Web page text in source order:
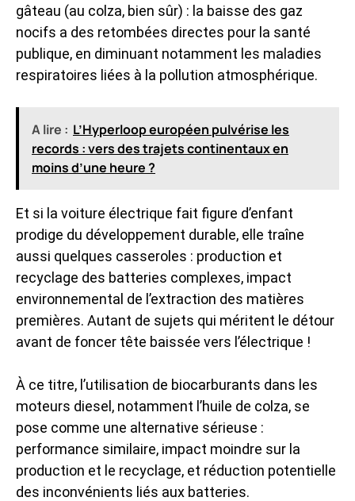
gâteau (au colza, bien sûr) : la baisse des gaz
nocifs a des retombées directes pour la santé
publique, en diminuant notamment les maladies
respiratoires liées à la pollution atmosphérique.
A lire : L’Hyperloop européen pulvérise les
records : vers des trajets continentaux en
moins d’une heure ?
Et si la voiture électrique fait figure d’enfant
prodige du développement durable, elle traîne
aussi quelques casseroles : production et
recyclage des batteries complexes, impact
environnemental de l’extraction des matières
premières. Autant de sujets qui méritent le détour
avant de foncer tête baissée vers l’électrique !
À ce titre, l’utilisation de biocarburants dans les
moteurs diesel, notamment l’huile de colza, se
pose comme une alternative sérieuse :
performance similaire, impact moindre sur la
production et le recyclage, et réduction potentielle
des inconvénients liés aux batteries.